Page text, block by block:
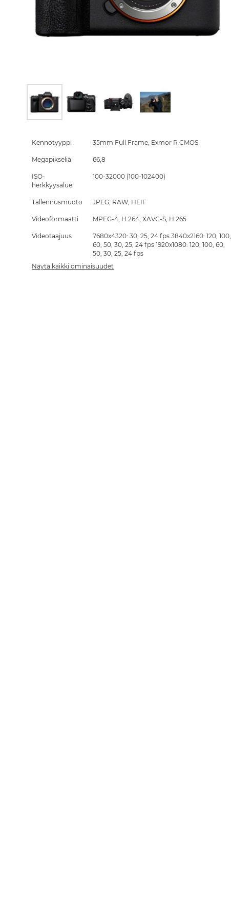
the
images
gallery
Kennotyyppi 35mm Full Frame, Exmor R CMOS
Megapikseliä 66,8
ISO-
herkkyysalue
100-32000 (100-102400)
Tallennusmuoto JPEG, RAW, HEIF
Videoformaatti MPEG-4, H.264, XAVC-S, H.265
Videotaajuus
7680x4320: 30, 25, 24 fps 3840x2160: 120, 100,
60, 50, 30, 25, 24 fps 1920x1080: 120, 100, 60,
50, 30, 25, 24 fps
Näytä kaikki ominaisuudet